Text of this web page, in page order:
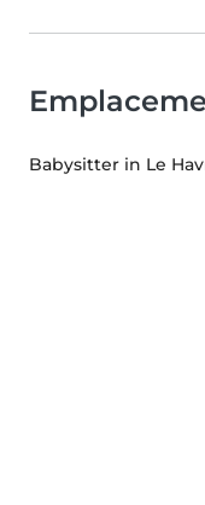
Babysitter in Le